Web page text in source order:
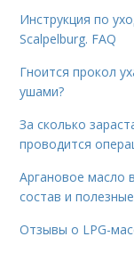
Инструкция по
Scalpelburg. FAQ
Гноится прокол
ушами?
За сколько
проводится
Аргановое масло
состав и
Отзывы о LPG-